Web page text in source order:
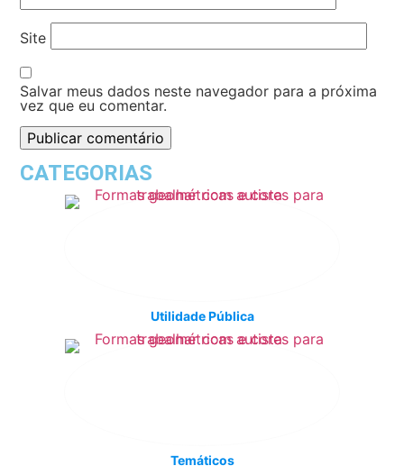
Site
Salvar meus dados neste navegador para a próxima
vez que eu comentar.
CATEGORIAS
Utilidade Pública
Temáticos